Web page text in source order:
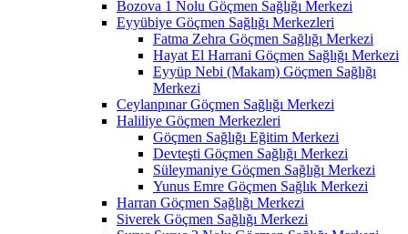
Bozova 1 Nolu Göçmen Sağlığı Merkezi
Eyyübiye Göçmen Sağlığı Merkezleri
Fatma Zehra Göçmen Sağlığı Merkezi
Hayat El Harrani Göçmen Sağlığı Merkezi
Eyyüp Nebi (Makam) Göçmen Sağlığı
Merkezi
Ceylanpınar Göçmen Sağlığı Merkezi
Haliliye Göçmen Merkezleri
Göçmen Sağlığı Eğitim Merkezi
Devteşti Göçmen Sağlığı Merkezi
Süleymaniye Göçmen Sağlığı Merkezi
Yunus Emre Göçmen Sağlık Merkezi
Harran Göçmen Sağlığı Merkezi
Siverek Göçmen Sağlığı Merkezi